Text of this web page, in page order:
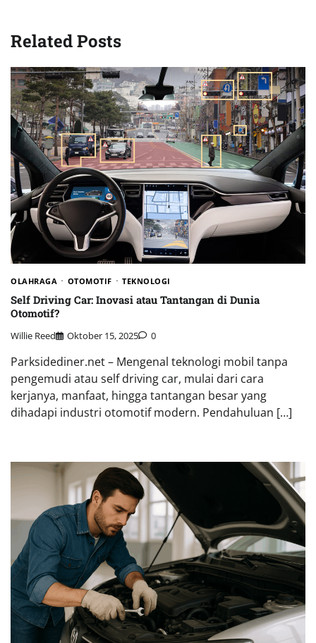
Related Posts
OLAHRAGA OTOMOTIF TEKNOLOGI
Self Driving Car: Inovasi atau Tantangan di Dunia
Otomotif?
Willie Reed Oktober 15, 2025 0
Parksidediner.net – Mengenal teknologi mobil tanpa
pengemudi atau self driving car, mulai dari cara
kerjanya, manfaat, hingga tantangan besar yang
dihadapi industri otomotif modern. Pendahuluan […]